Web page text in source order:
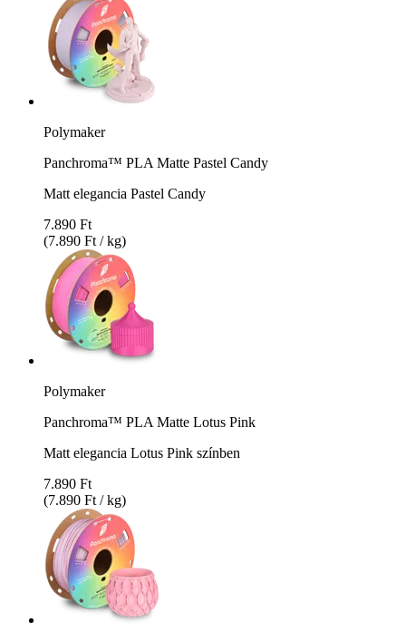
Polymaker
Panchroma™ PLA Matte Pastel Candy
Matt elegancia Pastel Candy
7.890 Ft
(7.890 Ft / kg)
Polymaker
Panchroma™ PLA Matte Lotus Pink
Matt elegancia Lotus Pink színben
7.890 Ft
(7.890 Ft / kg)